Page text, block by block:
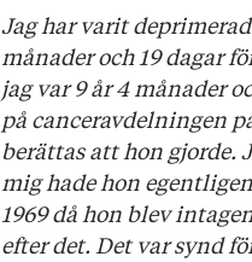
Titel: Om vänskap,
Språk: Svenska
Sidantal: 250
Format: Häftad
Omslag: Anders Carpelan
Jag har varit
månader och 19 dagar
jag var 9 år 4 månader
på canceravdelningen
berättas att hon gjorde.
mig hade hon
1969 då hon blev
efter det. Det var synd